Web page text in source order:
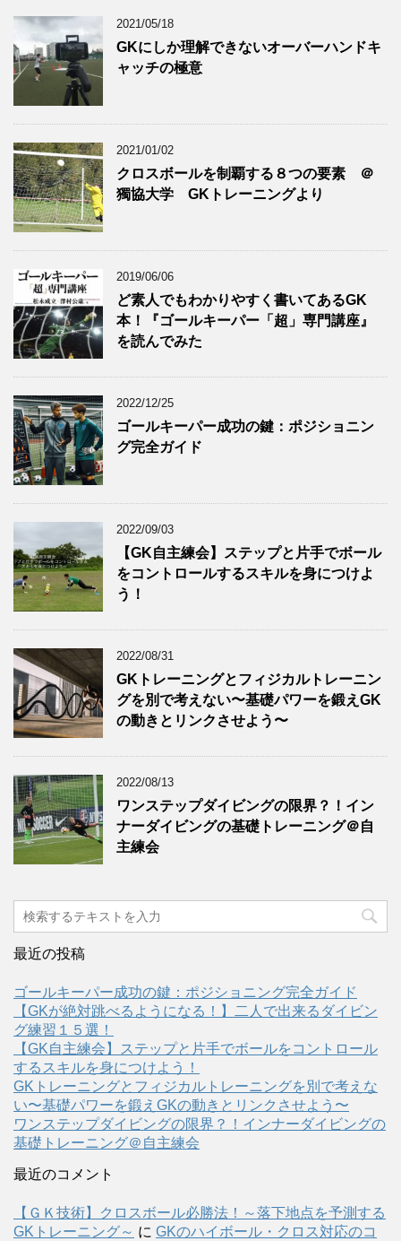
2021/05/18
GKにしか理解できないオーバーハンドキ
ャッチの極意
2021/01/02
クロスボールを制覇する８つの要素 ＠
獨協大学 GKトレーニングより
2019/06/06
ど素人でもわかりやすく書いてあるGK
本！『ゴールキーパー「超」専門講座』
を読んでみた
2022/12/25
ゴールキーパー成功の鍵：ポジショニン
グ完全ガイド
2022/09/03
【GK自主練会】ステップと片手でボール
をコントロールするスキルを身につけよ
う！
2022/08/31
GKトレーニングとフィジカルトレーニン
グを別で考えない〜基礎パワーを鍛えGK
の動きとリンクさせよう〜
2022/08/13
ワンステップダイビングの限界？！イン
ナーダイビングの基礎トレーニング＠自
主練会
最近の投稿
ゴールキーパー成功の鍵：ポジショニング完全ガイド
【GKが絶対跳べるようになる！】二人で出来るダイビン
グ練習１５選！
【GK自主練会】ステップと片手でボールをコントロール
するスキルを身につけよう！
GKトレーニングとフィジカルトレーニングを別で考えな
い〜基礎パワーを鍛えGKの動きとリンクさせよう〜
ワンステップダイビングの限界？！インナーダイビングの
基礎トレーニング＠自主練会
最近のコメント
【ＧＫ技術】クロスボール必勝法！～落下地点を予測する
GKトレーニング～ に GKのハイボール・クロス対応のコ